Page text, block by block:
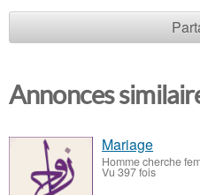
Annonces
Mariage
Homme cherche
Vu 397 fois